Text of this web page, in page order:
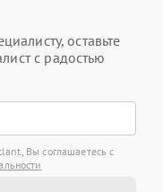
оставьте
с радостью
Вы соглашаетесь с